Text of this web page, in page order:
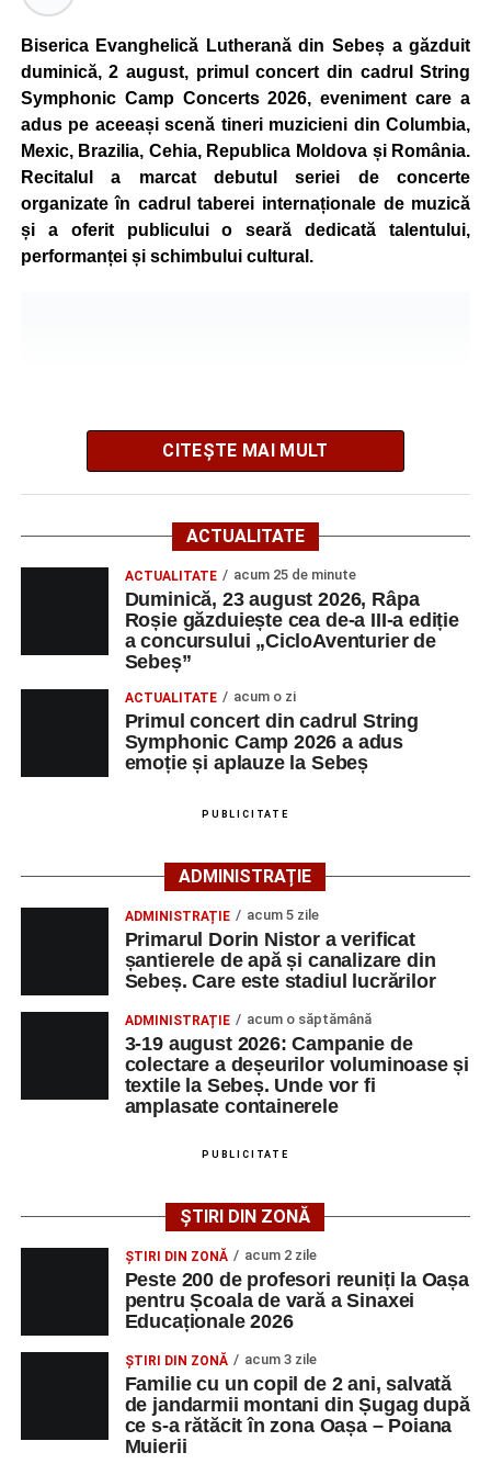
de vârstă, astfel încât competiția să fie accesibilă atât
celor aflați la început de drum, cât și celor cu experiență în
mountain bike. La finalul întrecerii, cei mai bine clasați
concurenți vor fi recompensați cu premii în bani și premii
oferite de partenerii evenimentului.
Înaintea zilei de concurs, participanții își vor putea ridica
vor putea înscrie direct la competiție în cadrul Punctului
Oficial de Înscrieri și Informații (Race Office), care va
funcționa după următorul program:
Roșie, unde vor avea loc și antrenamente libere pe
traseul de concurs.
Startul competiției va fi dat duminică, 23 august 2026, la
ora 10:00, la Râpa Roșie.
Înscrierile online sunt deschise până în 22 august 2026 și
pot fi efectuate pe site-ulwww.cicloaventura.ro.
Adaugă-ne ca sursă preferată
Urmărește-ne pe Google News
Duminică, 23 august 2026, Râpa Roșie găzduiește
cea de-a III-a ediție a concursului „CicloAventurier
de Sebeș”
Primul concert din cadrul String Symphonic Camp
2026 a adus emoție și aplauze la Sebeș
În luna august, cele mai recente lucrări ale lui Eugen
Măcinic pot fi admirate la Primăria Sebeș
Biserica Evanghelică Lutherană din Sebeș a găzduit
duminică, 2 august, primul concert din cadrul String
Symphonic Camp Concerts 2026, eveniment care a
adus pe aceeași scenă tineri muzicieni din Columbia,
Mexic, Brazilia, Cehia, Republica Moldova și România.
Recitalul a marcat debutul seriei de concerte
organizate în cadrul taberei internaționale de muzică
și a oferit publicului o seară dedicată talentului,
performanței și schimbului cultural.
String Symphonic Camp 2026 reunește tineri
instrumentiști din 6 țări, alături de voluntari și foști elevi ai
participă, timp de o săptămână, la cursuri de
perfecționare, repetiții și activități artistice desfășurate sub
îndrumarea unor profesori și mentori.
au venit la Sebeș și au susținut un recital apreciat de
tinerilor muzicieni și munca depusă în cadrul taberei, iar
spectatorii au răsplătit prestațiile cu aplauze îndelungate.
CITEȘTE MAI MULT
ACTUALITATE
ACTUALITATE acum 25 de minute
Duminică, 23 august 2026, Râpa
Roșie găzduiește cea de-a III-a ediție
a concursului „CicloAventurier de
Sebeș”
ACTUALITATE acum o zi
Primul concert din cadrul String
Symphonic Camp 2026 a adus
emoție și aplauze la Sebeș
PUBLICITATE
ADMINISTRAȚIE
ADMINISTRAȚIE acum 5 zile
Primarul Dorin Nistor a verificat
șantierele de apă și canalizare din
Sebeș. Care este stadiul lucrărilor
ADMINISTRAȚIE acum o săptămână
3-19 august 2026: Campanie de
colectare a deșeurilor voluminoase și
textile la Sebeș. Unde vor fi
amplasate containerele
PUBLICITATE
ȘTIRI DIN ZONĂ
ȘTIRI DIN ZONĂ acum 2 zile
Peste 200 de profesori reuniți la Oașa
pentru Școala de vară a Sinaxei
Educaționale 2026
ȘTIRI DIN ZONĂ acum 3 zile
Familie cu un copil de 2 ani, salvată
de jandarmii montani din Șugag după
ce s-a rătăcit în zona Oașa – Poiana
Muierii